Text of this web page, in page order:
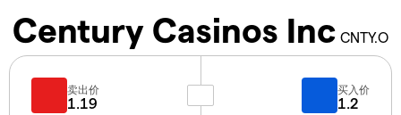
Century Casinos Inc CNTY.O
卖出价
1.19
买入价
1.2